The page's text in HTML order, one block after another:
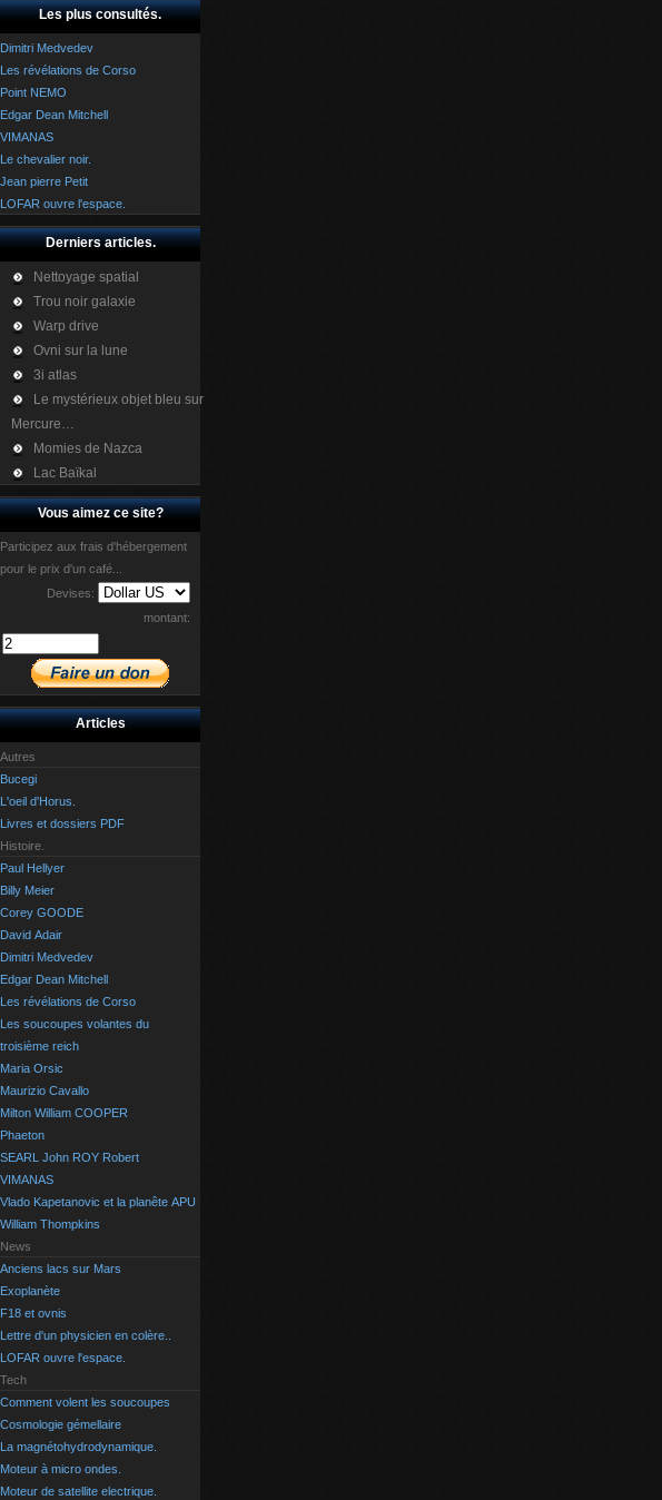
Les plus consultés.
Dimitri Medvedev
Les révélations de Corso
Point NEMO
Edgar Dean Mitchell
VIMANAS
Le chevalier noir.
Jean pierre Petit
LOFAR ouvre l'espace.
Derniers articles.
Nettoyage spatial
Trou noir galaxie
Warp drive
Ovni sur la lune
3i atlas
Le mystérieux objet bleu sur
Mercure…
Momies de Nazca
Lac Baïkal
Vous aimez ce site?
Participez aux frais d'hébergement
pour le prix d'un café...
Devises:
montant:
Articles
Autres
Bucegi
L'oeil d'Horus.
Livres et dossiers PDF
Histoire.
Paul Hellyer
Billy Meier
Corey GOODE
David Adair
Dimitri Medvedev
Edgar Dean Mitchell
Les révélations de Corso
Les soucoupes volantes du
troisième reich
Maria Orsic
Maurizio Cavallo
Milton William COOPER
Phaeton
SEARL John ROY Robert
VIMANAS
Vlado Kapetanovic et la planête APU
William Thompkins
News
Anciens lacs sur Mars
Exoplanète
F18 et ovnis
Lettre d'un physicien en colère..
LOFAR ouvre l'espace.
Tech
Comment volent les soucoupes
Cosmologie gémellaire
La magnétohydrodynamique.
Moteur à micro ondes.
Moteur de satellite electrique.